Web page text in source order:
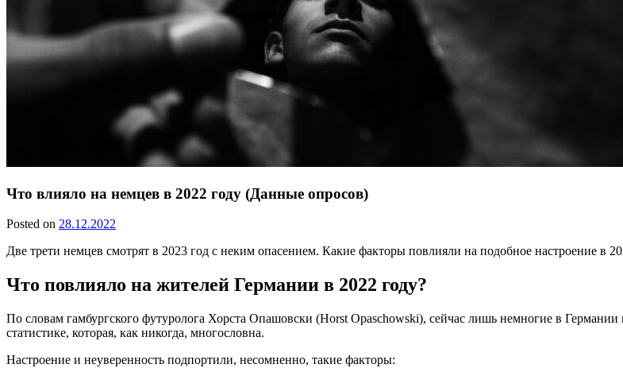
Что влияло на немцев в 2022 году (Данные опросов)
Posted on 28.12.2022
Две трети немцев смотрят в 2023 год с неким опасением. Какие факторы повлияли на подобное настроение в
Что повлияло на жителей Германии в 2022 году?
По словам гамбургского футуролога Хорста Опашовски (Horst Opaschowski), сейчас лишь немногие в
статистике, которая, как никогда, многословна.
Настроение и неуверенность подпортили, несомненно, такие факторы: